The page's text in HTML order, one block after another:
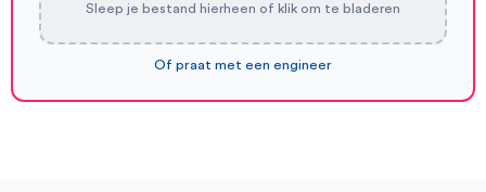
Sleep je bestand hierheen of klik om te bladeren
Of praat met een engineer